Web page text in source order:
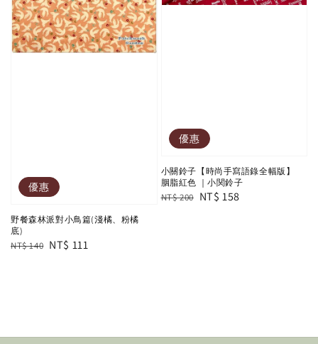
優惠
野餐森林派對小鳥篇(淺橘、粉橘
底)
Regular
NT$ 140 Sale
NT$ 111
優惠
小關鈴子【時尚手寫語錄全幅版】
胭脂紅色 ｜小関鈴子
Regular
NT$ 200 Sale
NT$ 158